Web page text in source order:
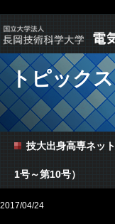
トピックス
技大出身高専ネッ
1号～第10号）
2017/04/24